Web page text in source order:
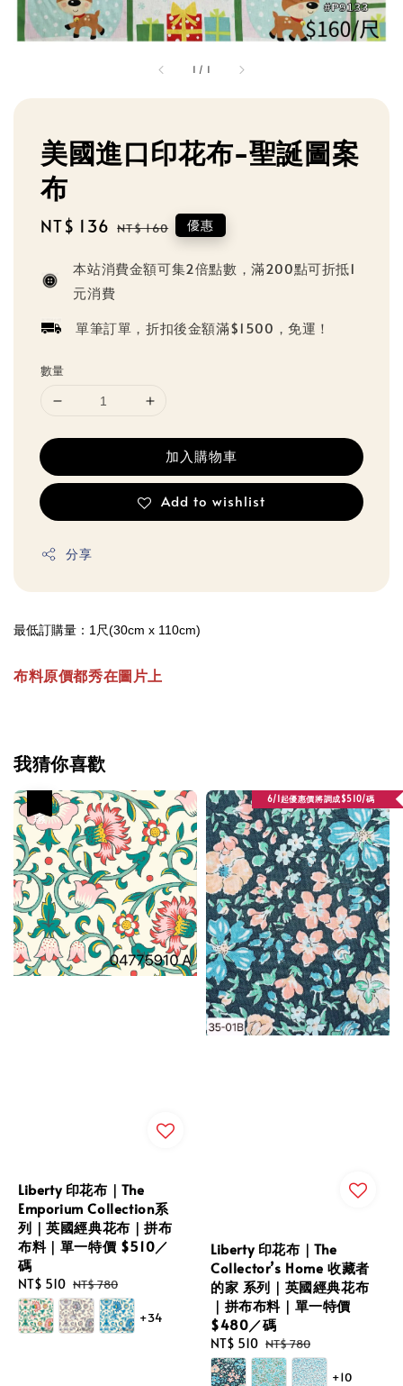
1 / 1
美國進口印花布-聖誕圖案
布
Sale
NT$ 136 Regular
NT$ 160 優惠
本站消費金額可集2倍點數，滿200點可折抵1
元消費
單筆訂單，折扣後金額滿$1500，免運！
數量
加入購物車
Add to wishlist
分享
最低訂購量：1尺(30cm x 110cm)
布料原價都秀在圖片上
我猜你喜歡
Liberty 印花布｜The
Emporium Collection系
列｜英國經典花布｜拼布
布料｜單一特價 $510／
碼
Sale
price
NT$ 510 Regular
price
NT$ 780
+34
6/1起優惠價將調成$510/碼
Liberty 印花布｜The
Collector’s Home 收藏者
的家 系列｜英國經典花布
｜拼布布料｜單一特價
$480／碼
Sale
price
NT$ 510 Regular
price
NT$ 780
+10